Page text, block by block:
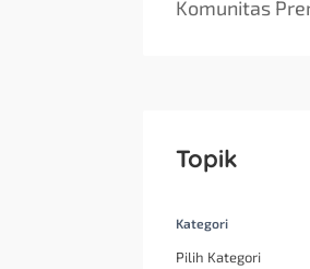
Komunitas
Topik
Kategori